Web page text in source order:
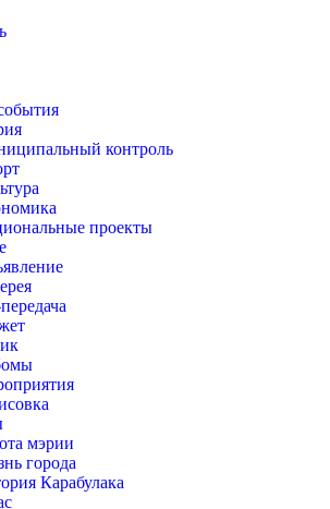
контроль
проекты
мэрии
города
Карабулака